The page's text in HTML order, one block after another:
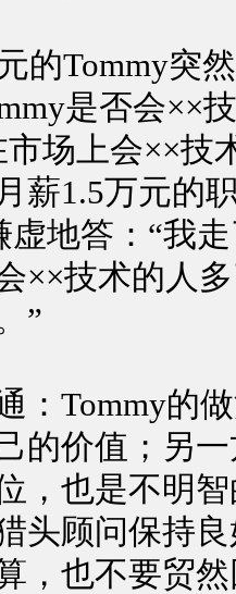
Tommy突然
是否会××
场上会××技
薪1.5万元的
虚地答：“我
××技术的人
”
Tommy的做
的价值；另
，也是不明
头顾问保持
，也不要贸